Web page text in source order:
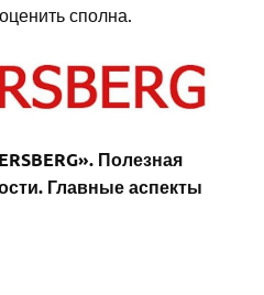
сполна.
Полезная
Главные аспекты